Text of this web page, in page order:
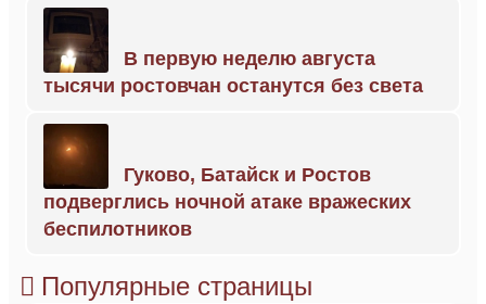
В первую неделю августа
тысячи ростовчан останутся без света
Гуково, Батайск и Ростов
подверглись ночной атаке вражеских
беспилотников
Популярные страницы